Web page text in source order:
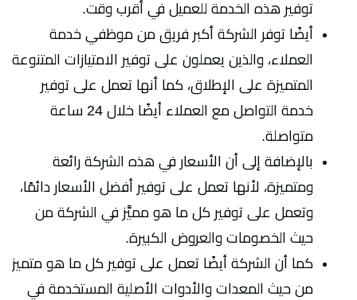
توفير هذه الخدمة للعميل في أقرب وقت.
أيضًا توفر الشركة أكبر فريق من موظفي خدمة
العملاء، والذين يعملون على توفير الامتيازات المتنوعة
المتميزة على الإطلاق، كما أنها تعمل على توفير
خدمة التواصل مع العملاء أيضًا خلال 24 ساعة
متواصلة.
بالإضافة إلى أن الأسعار في هذه الشركة رائعة
ومتميزة، لأنها تعمل على توفير أفضل الأسعار دائمًا،
وتعمل على توفير كل ما هو مميَّز في الشركة من
حيث الخصومات والعروض الكبيرة.
كما أن الشركة أيضًا تعمل على توفير كل ما هو متميز
من حيث المعدات والأدوات الأصلية المستخدمة في